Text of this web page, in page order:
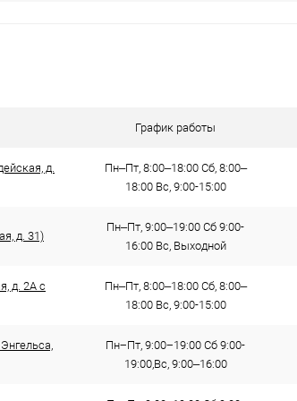
График работы
д.
Пн–Пт, 8:00–18:00 Сб, 8:00–
18:00 Вс, 9:00-15:00
д. 31)
Пн–Пт, 9:00–19:00 Сб 9:00-
16:00 Вс, Выходной
д. 2А с
Пн–Пт, 8:00–18:00 Сб, 8:00–
18:00 Вс, 9:00-15:00
Пн−Пт, 9:00−19:00 Сб 9:00-
19:00,Вс, 9:00–16:00